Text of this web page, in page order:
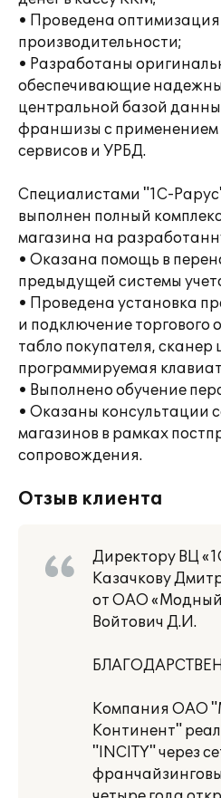
• Проведена
производительности;
• Разработаны
обеспечивающие
центральной базой
франшизы с применением
сервисов и УРБД.
Специалистами "1С-
выполнен полный
магазина на
• Оказана помощь в
предыдущей системы
• Проведена установка
и подключение торгового
табло покупателя,
программируемая
• Выполнено обучение
• Оказаны консультации
магазинов в рамках
сопровождения.
Отзыв клиента
Директору ВЦ
Казачкову
от ОАО «Модный
Войтович Д.И.
Компания ОАО
Континент"
"INCITY" через